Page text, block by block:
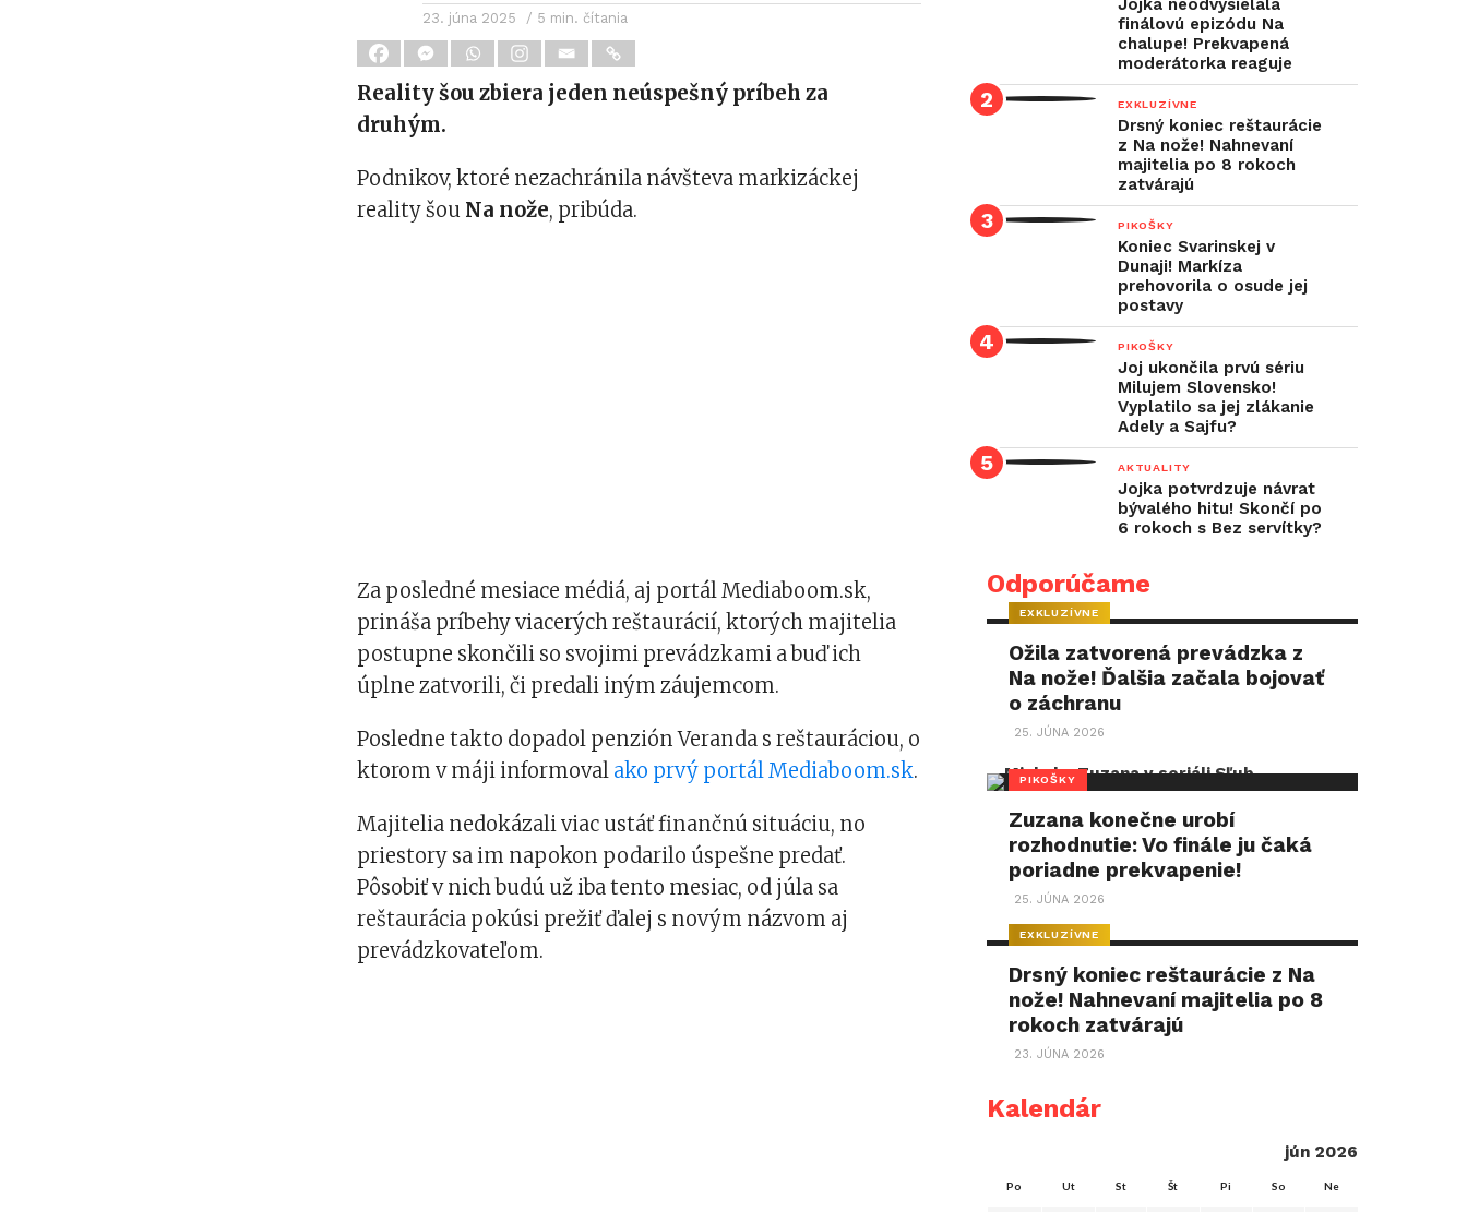
23. júna 2025 / 5 min. čítania
Reality šou zbiera jeden neúspešný príbeh za
druhým.
Podnikov, ktoré nezachránila návšteva markizáckej
reality šou Na nože, pribúda.
Za posledné mesiace médiá, aj portál Mediaboom.sk,
prináša príbehy viacerých reštaurácií, ktorých majitelia
postupne skončili so svojimi prevádzkami a buď ich
úplne zatvorili, či predali iným záujemcom.
Posledne takto dopadol penzión Veranda s reštauráciou, o
ktorom v máji informoval ako prvý portál Mediaboom.sk.
Majitelia nedokázali viac ustáť finančnú situáciu, no
priestory sa im napokon podarilo úspešne predať.
Pôsobiť v nich budú už iba tento mesiac, od júla sa
reštaurácia pokúsi prežiť ďalej s novým názvom aj
prevádzkovateľom.
Jojka neodvysielala
finálovú epizódu Na
chalupe! Prekvapená
moderátorka reaguje
EXKLUZÍVNE
Drsný koniec reštaurácie
z Na nože! Nahnevaní
majitelia po 8 rokoch
zatvárajú
PIKOŠKY
Koniec Svarinskej v
Dunaji! Markíza
prehovorila o osude jej
postavy
PIKOŠKY
Joj ukončila prvú sériu
Milujem Slovensko!
Vyplatilo sa jej zlákanie
Adely a Sajfu?
AKTUALITY
Jojka potvrdzuje návrat
bývalého hitu! Skončí po
6 rokoch s Bez servítky?
Odporúčame
EXKLUZÍVNE
Ožila zatvorená prevádzka z
Na nože! Ďalšia začala bojovať
o záchranu
25. JÚNA 2026
PIKOŠKY
Zuzana konečne urobí
rozhodnutie: Vo finále ju čaká
poriadne prekvapenie!
25. JÚNA 2026
EXKLUZÍVNE
Drsný koniec reštaurácie z Na
nože! Nahnevaní majitelia po 8
rokoch zatvárajú
23. JÚNA 2026
Kalendár
jún 2026
Po Ut St Št Pi So Ne